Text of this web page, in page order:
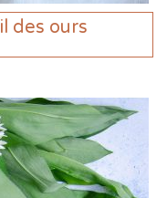
des ours